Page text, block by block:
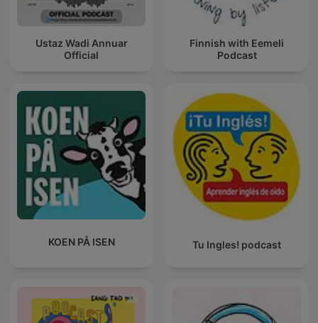
Ustaz Wadi Annuar
Official
Finnish with Eemeli
Podcast
KOEN PÅ ISEN Tu Ingles! podcast